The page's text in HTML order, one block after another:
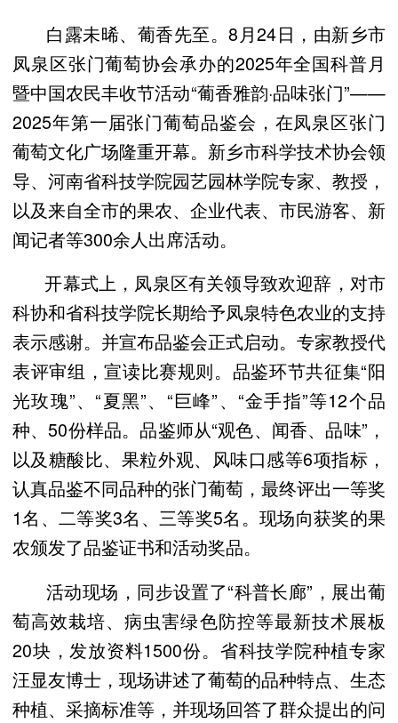
白露未晞、葡香先至。8月24日，由新乡市
凤泉区张门葡萄协会承办的2025年全国科普月
暨中国农民丰收节活动“葡香雅韵·品味张门”——
2025年第一届张门葡萄品鉴会，在凤泉区张门
葡萄文化广场隆重开幕。新乡市科学技术协会领
导、河南省科技学院园艺园林学院专家、教授，
以及来自全市的果农、企业代表、市民游客、新
闻记者等300余人出席活动。
开幕式上，凤泉区有关领导致欢迎辞，对市
科协和省科技学院长期给予凤泉特色农业的支持
表示感谢。并宣布品鉴会正式启动。专家教授代
表评审组，宣读比赛规则。品鉴环节共征集“阳
光玫瑰”、“夏黑”、“巨峰”、“金手指”等12个品
种、50份样品。品鉴师从“观色、闻香、品味”，
以及糖酸比、果粒外观、风味口感等6项指标，
认真品鉴不同品种的张门葡萄，最终评出一等奖
1名、二等奖3名、三等奖5名。现场向获奖的果
农颁发了品鉴证书和活动奖品。
活动现场，同步设置了“科普长廊”，展出葡
萄高效栽培、病虫害绿色防控等最新技术展板
20块，发放资料1500份。省科技学院种植专家
汪显友博士，现场讲述了葡萄的品种特点、生态
种植、采摘标准等，并现场回答了群众提出的问